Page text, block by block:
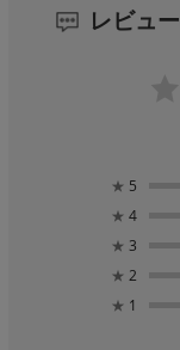
レビュー
★ 5
★ 4
★ 3
★ 2
★ 1